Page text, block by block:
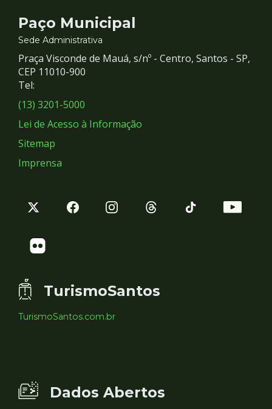
Contato
e
Redes
Sociais
Paço Municipal
Sede Administrativa
Praça Visconde de Mauá, s/nº - Centro, Santos - SP,
CEP 11010-900
Tel:
(13) 3201-5000
Lei de Acesso à Informação
Sitemap
Imprensa
TurismoSantos
TurismoSantos.com.br
Dados Abertos